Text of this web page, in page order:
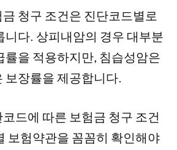
청구 조건은 진단코드별로
니다. 상피내암의 경우 대부분
률을 적용하지만, 침습성암은
보장률을 제공합니다.
드에 따른 보험금 청구 조건
보험약관을 꼼꼼히 확인해야